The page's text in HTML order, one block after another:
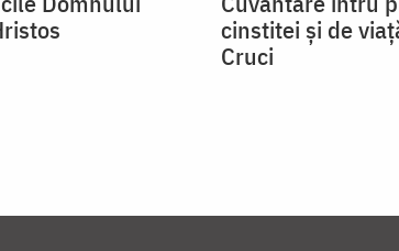
cinstitei și de
Cruci